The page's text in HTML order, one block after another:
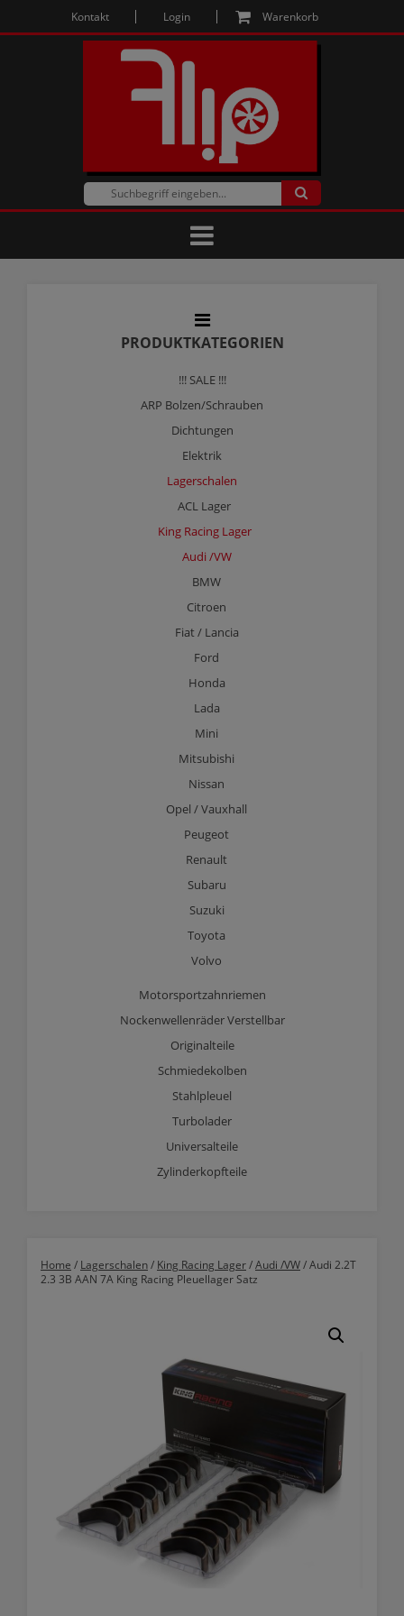
Kontakt Login Warenkorb
PRODUKTKATEGORIEN
!!! SALE !!!
ARP Bolzen/Schrauben
Dichtungen
Elektrik
Lagerschalen
ACL Lager
King Racing Lager
Audi /VW
BMW
Citroen
Fiat / Lancia
Ford
Honda
Lada
Mini
Mitsubishi
Nissan
Opel / Vauxhall
Peugeot
Renault
Subaru
Suzuki
Toyota
Volvo
Motorsportzahnriemen
Nockenwellenräder Verstellbar
Originalteile
Schmiedekolben
Stahlpleuel
Turbolader
Universalteile
Zylinderkopfteile
Home / Lagerschalen/ King Racing Lager/Audi /VW/ Audi 2.2T
2.3 3B AAN 7A King Racing Pleuellager Satz